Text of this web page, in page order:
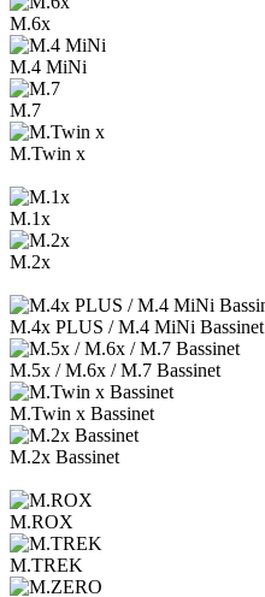
M.6x
M.4 MiNi
M.7
M.Twin x
M.1x
M.2x
M.4x PLUS / M.4 MiNi Bassinet
M.5x / M.6x / M.7 Bassinet
M.Twin x Bassinet
M.2x Bassinet
M.ROX
M.TREK